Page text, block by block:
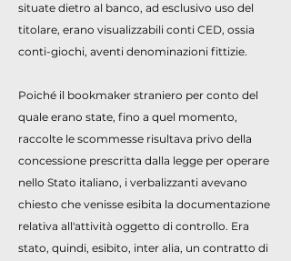
situate dietro al banco, ad esclusivo uso del
titolare, erano visualizzabili conti CED, ossia
conti-giochi, aventi denominazioni fittizie.
Poiché il bookmaker straniero per conto del
quale erano state, fino a quel momento,
raccolte le scommesse risultava privo della
concessione prescritta dalla legge per operare
nello Stato italiano, i verbalizzanti avevano
chiesto che venisse esibita la documentazione
relativa all'attività oggetto di controllo. Era
stato, quindi, esibito, inter alia, un contratto di